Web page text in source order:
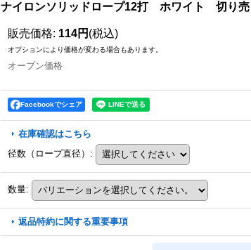
ナイロンソリッドロープ12打 ホワイト 切り
販売価格: 114円 (税込)
オプションにより価格が変わる場合もあります。
オープン価格
Facebookでシェア
在庫確認はこちら
径数（ロープ直径） :
数量:
返品特約に関する重要事項